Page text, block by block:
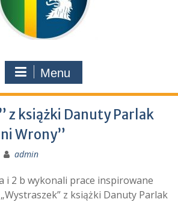
Menu
z książki Danuty Parlak
Wrony”
admin
i 2 b wykonali prace inspirowane
z książki Danuty Parlak